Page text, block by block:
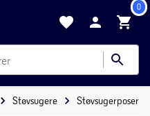
0
Støvsugere Støvsugerposer